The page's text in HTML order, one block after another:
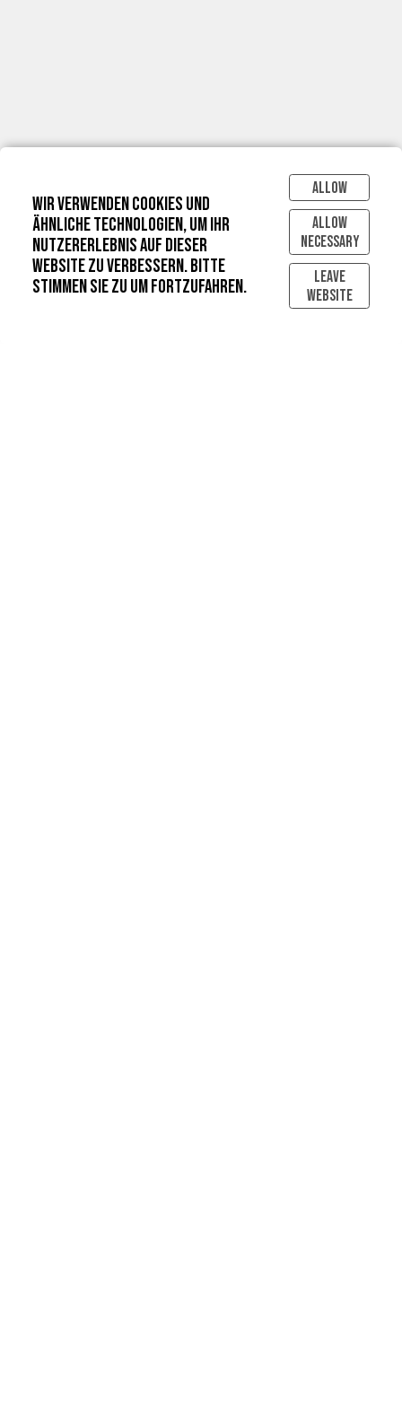
Wir verwenden Cookies und
ähnliche Technologien, um Ihr
Nutzererlebnis auf dieser
Website zu verbessern. Bitte
stimmen Sie zu um fortzufahren.
Allow
Allow
Necessary
Leave
Website